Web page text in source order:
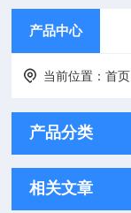
产品中心
当前位置：首页
产品分类
相关文章